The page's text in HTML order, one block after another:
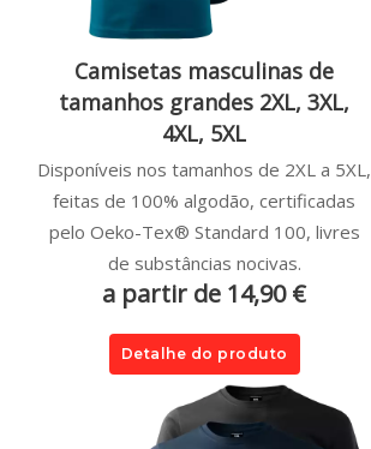
Camisetas masculinas de
tamanhos grandes 2XL, 3XL,
4XL, 5XL
Disponíveis nos tamanhos de 2XL a 5XL,
feitas de 100% algodão, certificadas
pelo Oeko-Tex® Standard 100, livres
de substâncias nocivas.
a partir de 14,90 €
Detalhe do produto